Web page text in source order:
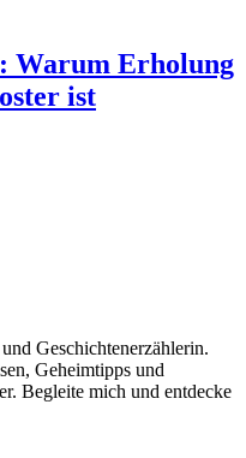
Warum Erholung
ist
Geschichtenerzählerin.
Geheimtipps und
Begleite mich und entdecke